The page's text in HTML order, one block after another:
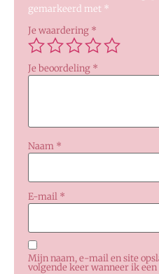
gemarkeerd met *
Je waardering *
Je beoordeling *
Naam *
E-mail *
Mijn naam, e-mail en site
volgende keer wanneer ik